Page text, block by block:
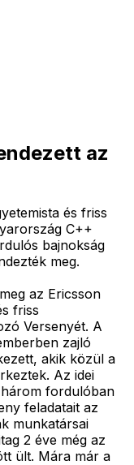
az
és friss
C++
bajnokság
meg.
az Ericsson
friss
Versenyét. A
zajló
akik közül a
Az idei
fordulóban
feladatait az
munkatársai
2 éve még az
ült. Mára már a